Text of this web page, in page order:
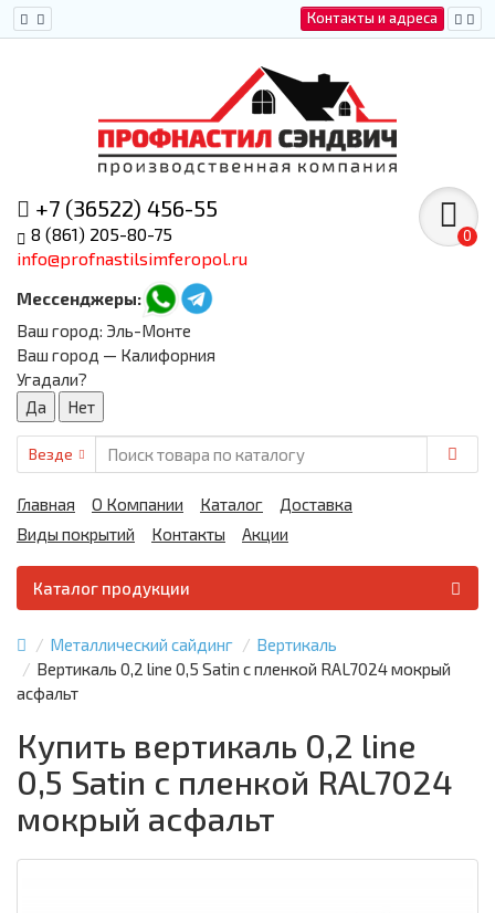
Контакты и адреса
+7 (36522) 456-55
8 (861) 205-80-75
info@profnastilsimferopol.ru
Мессенджеры:
0
Ваш город: Эль-Монте
Ваш город — Калифорния
Угадали?
Везде
Главная О Компании Каталог
Доставка
Виды покрытий
Контакты Акции
Каталог продукции
Металлический сайдинг
Вертикаль
Вертикаль 0,2 line 0,5 Satin с пленкой RAL7024 мокрый
асфальт
Купить вертикаль 0,2 line
0,5 Satin с пленкой RAL7024
мокрый асфальт